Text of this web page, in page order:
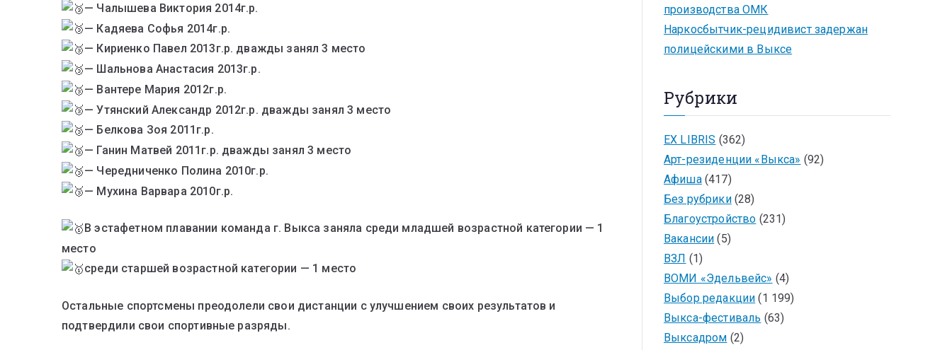
— Чалышева Виктория 2014г.р.
— Кадяева Софья 2014г.р.
— Кириенко Павел 2013г.р. дважды занял 3 место
— Шальнова Анастасия 2013г.р.
— Вантере Мария 2012г.р.
— Утянский Александр 2012г.р. дважды занял 3 место
— Белкова Зоя 2011г.р.
— Ганин Матвей 2011г.р. дважды занял 3 место
— Чередниченко Полина 2010г.р.
— Мухина Варвара 2010г.р.
В эстафетном плавании команда г. Выкса заняла среди младшей возрастной категории — 1
место
среди старшей возрастной категории — 1 место
Остальные спортсмены преодолели свои дистанции с улучшением своих результатов и
подтвердили свои спортивные разряды.
производства ОМК
Наркосбытчик-рецидивист задержан
полицейскими в Выксе
Рубрики
EX LIBRIS (362)
Арт-резиденции «Выкса» (92)
Афиша(417)
Без рубрики(28)
Благоустройство (231)
Вакансии (5)
ВЗЛ (1)
ВОМИ «Эдельвейс» (4)
Выбор редакции (1 199)
Выкса-фестиваль (63)
Выксадром (2)